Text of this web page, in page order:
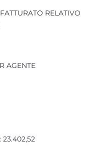
RELATIVO
AGENTE
23.402,52